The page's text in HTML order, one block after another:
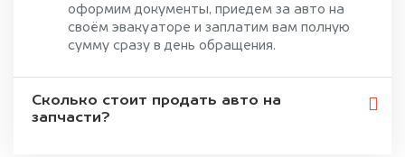
оформим документы, приедем за авто на
своём эвакуаторе и заплатим вам полную
сумму сразу в день обращения.
Сколько стоит продать авто на
запчасти?